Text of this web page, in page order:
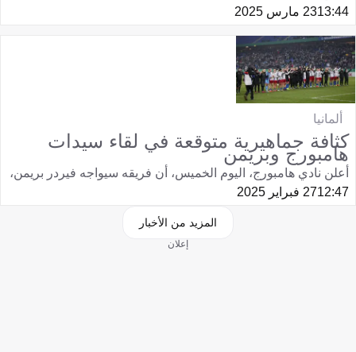
13:4423 مارس 2025
ألمانيا
كثافة جماهيرية متوقعة في لقاء سيدات
هامبورج وبريمن
أعلن نادي هامبورج، اليوم الخميس، أن فريقه سيواجه فيردر بريمن،
12:4727 فبراير 2025
المزيد من الأخبار
إعلان